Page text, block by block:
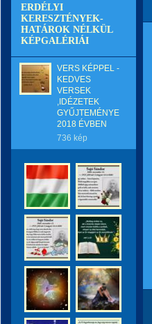
ERDÉLYI
KERESZTÉNYEK-
HATÁROK NÉLKÜL
KÉPGALÉRIÁI
VERS KÉPPEL -
KEDVES
VERSEK
,IDÉZETEK
GYŰJTEMÉNYE
2018 ÉVBEN
736 kép